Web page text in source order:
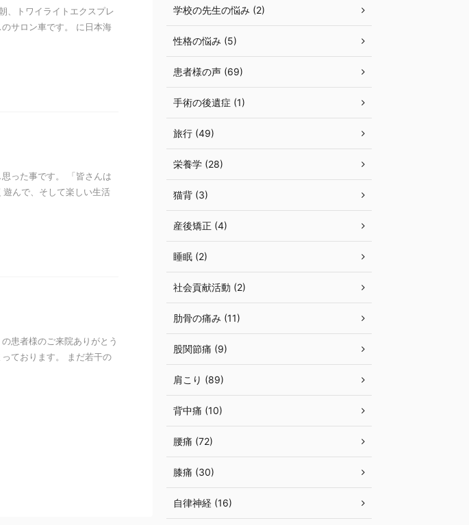
、トワイライトエクスプレ
サロン車です。 に日本海
った事です。 「皆さんは
んで、そして楽しい生活
患者様のご来院ありがとう
ております。 まだ若干の
学校の先生の悩み (2)
性格の悩み (5)
患者様の声 (69)
手術の後遺症 (1)
旅行 (49)
栄養学 (28)
猫背 (3)
産後矯正 (4)
睡眠 (2)
社会貢献活動 (2)
肋骨の痛み (11)
股関節痛 (9)
肩こり (89)
背中痛 (10)
腰痛 (72)
膝痛 (30)
自律神経 (16)